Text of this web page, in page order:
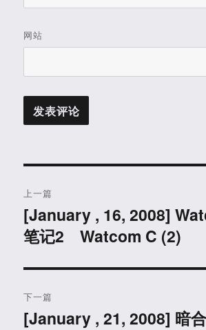
网站
章
导
航
上一篇
上
篇
章：
[January , 16, 2008]
笔记2 Watcom C (2)
下一篇
下
[January , 21, 2008] 暗